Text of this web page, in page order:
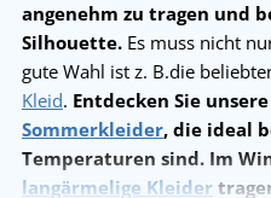
angenehm zu tragen und
Silhouette. Es muss nicht
gute Wahl ist z. B.die
Kleid. Entdecken Sie
Sommerkleider, die ideal
Temperaturen sind. Im
langärmelige Kleider